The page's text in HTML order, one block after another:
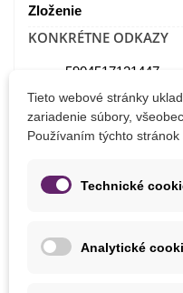
Zloženie
KONKRÉTNE ODKAZY
5904517121447
MOHLI BYSTE EŠTE
Tieto webové stránky
zariadenie súbory,
Používaním týchto stránok
Technické
Analytické